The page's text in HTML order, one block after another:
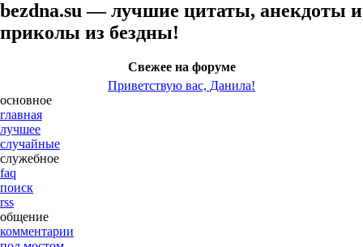
bezdna.su — лучшие цитаты, анекдоты и
приколы из бездны!
Свежее на форуме
Приветствую вас, Данила!
основное
главная
лучшее
случайные
служебное
faq
поиск
rss
общение
комментарии